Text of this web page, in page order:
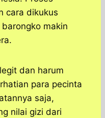
cara dikukus
makin
dan harum
para pecinta
saja,
nilai gizi dari